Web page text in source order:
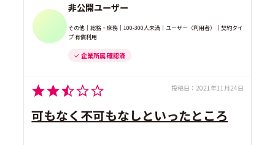
非公開ユーザー
その他｜総務・庶務｜100-300人未満｜ユーザー（利用者）｜契約タイ
プ 有償利用
企業所属 確認済
投稿日： 2021年11月24日
可もなく不可もなしといったところ